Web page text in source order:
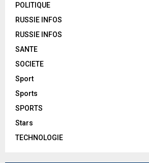
POLITIQUE
RUSSIE INFOS
RUSSIE INFOS
SANTE
SOCIETE
Sport
Sports
SPORTS
Stars
TECHNOLOGIE